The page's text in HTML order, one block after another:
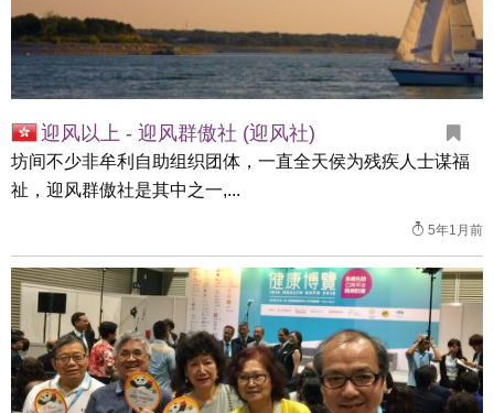
迎风以上 - 迎风群傲社 (迎风社)
坊间不少非牟利自助组织团体，一直全天侯为残疾人士谋福
祉，迎风群傲社是其中之一,...
5年1月前